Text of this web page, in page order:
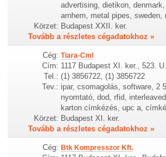
advertising, dietikon,
arnhem, metal pipes, sweden,
Körzet: Budapest XXII. ker.
Tovább a részletes cégadatokhoz »
Cég: Tiara-Cml
Cím: 1117 Budapest XI. ker., 523.
Tel.: (1) 3856722, (1) 3856722
Tev.: ipar, csomagolás, software, 2
nyomtató, dod, rfid,
karton címkézés, upc a,
Körzet: Budapest XI. ker.
Tovább a részletes cégadatokhoz »
Cég: Btk Kompresszor Kft.